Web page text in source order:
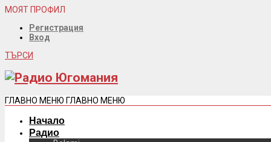
МОЯТ ПРОФИЛ
Регистрация
Вход
ТЪРСИ
ГЛАВНО МЕНЮ ГЛАВНО МЕНЮ
Начало
Радио